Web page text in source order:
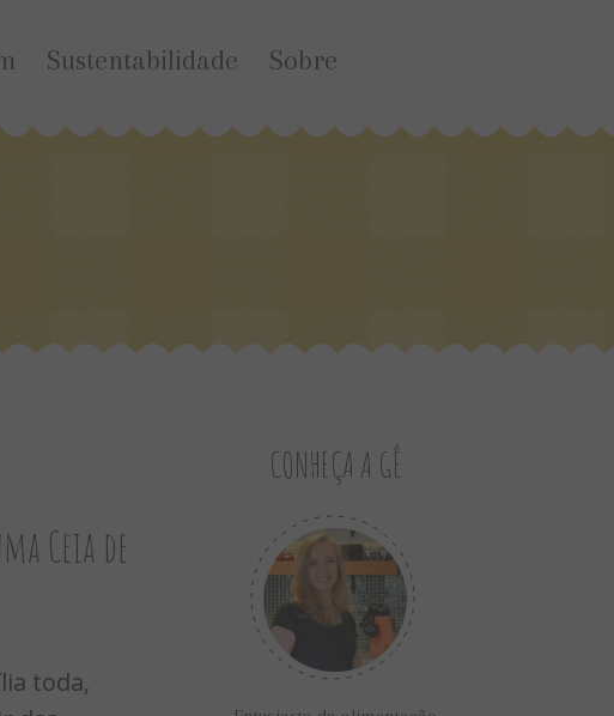
Sustentabilidade Sobre
Ceia de
toda,
CONHEÇA A GÊ